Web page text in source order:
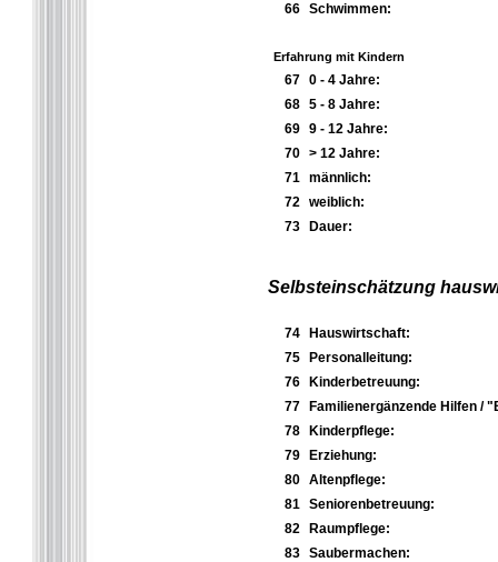
66
Schwimmen:
Erfahrung mit Kindern
67
0 - 4 Jahre:
68
5 - 8 Jahre:
69
9 - 12 Jahre:
70
> 12 Jahre:
71
männlich:
72
weiblich:
73
Dauer:
Selbsteinschätzung
74
Hauswirtschaft:
75
Personalleitung:
76
Kinderbetreuung:
77
Familienergänzende Hilfen /
78
Kinderpflege:
79
Erziehung:
80
Altenpflege:
81
Seniorenbetreuung:
82
Raumpflege:
83
Saubermachen: